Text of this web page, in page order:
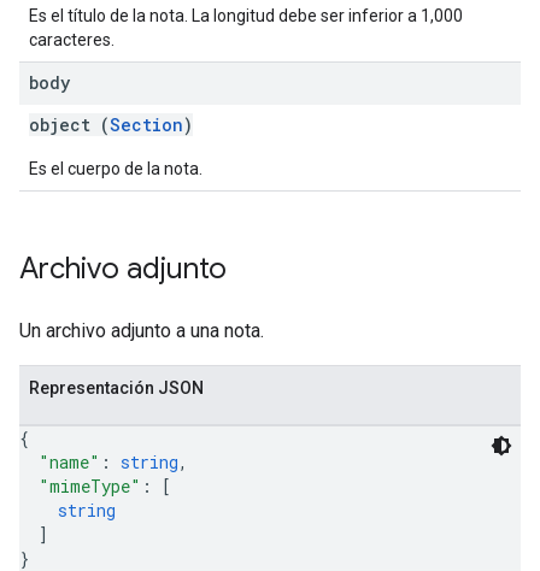
Es el título de la nota. La longitud debe ser inferior a 1,000
caracteres.
body
object (Section)
Es el cuerpo de la nota.
Archivo adjunto
Un archivo adjunto a una nota.
Representación JSON
{
"name" : string,
"mimeType" :
[
string
]
}